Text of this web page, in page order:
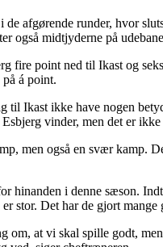
afgørende runder, hvor
også midtjyderne på
fire point ned til Ikast og
á point.
til Ikast ikke have nogen
vinder, men det er
men også en svær kamp.
hinanden i denne sæson.
stor. Det har de gjort
om, at vi skal spille godt,